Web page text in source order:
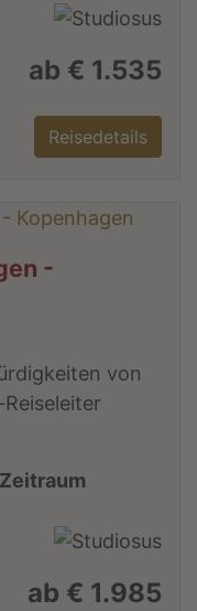
ab € 1.535
Reisedetails
-
von
ab € 1.985